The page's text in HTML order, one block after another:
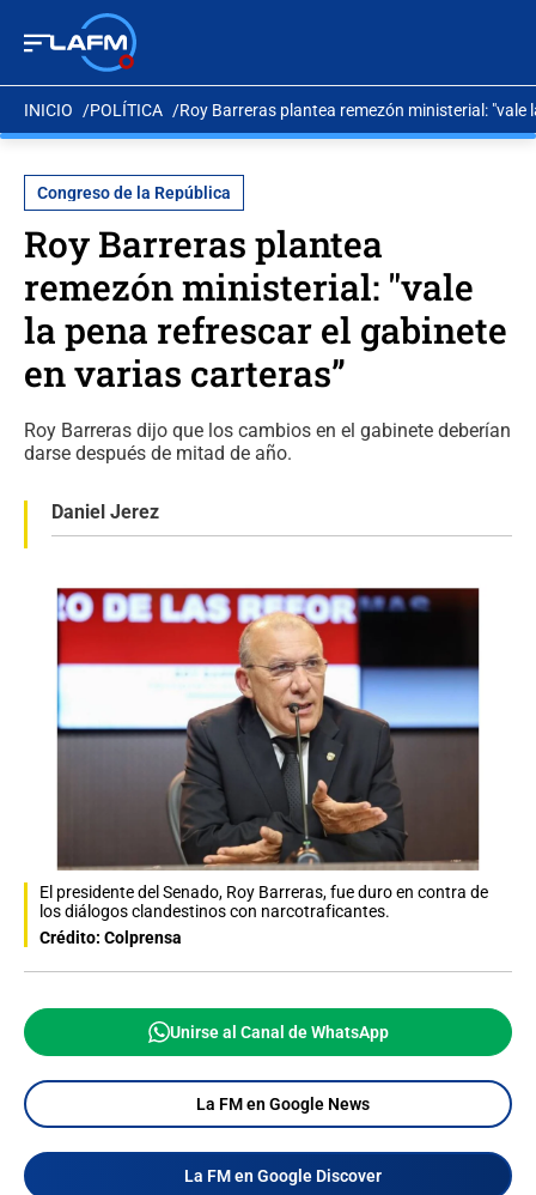
INICIO POLÍTICA Roy Barreras plantea remezón ministerial:
Congreso de la República
Roy Barreras plantea
remezón ministerial: "vale
la pena refrescar el gabinete
en varias carteras”
Roy Barreras dijo que los cambios en el gabinete deberían
darse después de mitad de año.
Daniel Jerez
El presidente del Senado, Roy Barreras, fue duro en contra de
los diálogos clandestinos con narcotraficantes.
Crédito: Colprensa
Unirse al Canal de WhatsApp
La FM en Google News
La FM en Google Discover